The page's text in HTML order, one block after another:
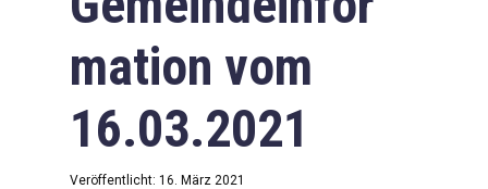
Gemeindeamt
Gemeinderat
Bildung
Vereine
mation vom
16.03.2021
Veröffentlicht: 16. März 2021